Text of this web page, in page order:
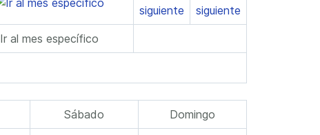
Ir al mes específico
Sábado Domingo